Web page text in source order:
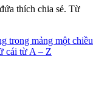
thích chia sẻ. Từ
trong mảng một chiều
cái từ A – Z